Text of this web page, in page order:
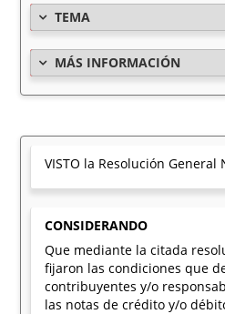
TEMA
MÁS INFORMACIÓN
VISTO la Resolución General
CONSIDERANDO
Que mediante la citada
fijaron las condiciones que
contribuyentes y/o
las notas de crédito y/o